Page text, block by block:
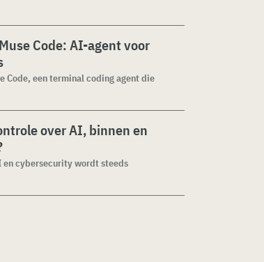
Code: AI-agent voor
Code, een terminal coding agent die
over AI, binnen en
en cybersecurity wordt steeds